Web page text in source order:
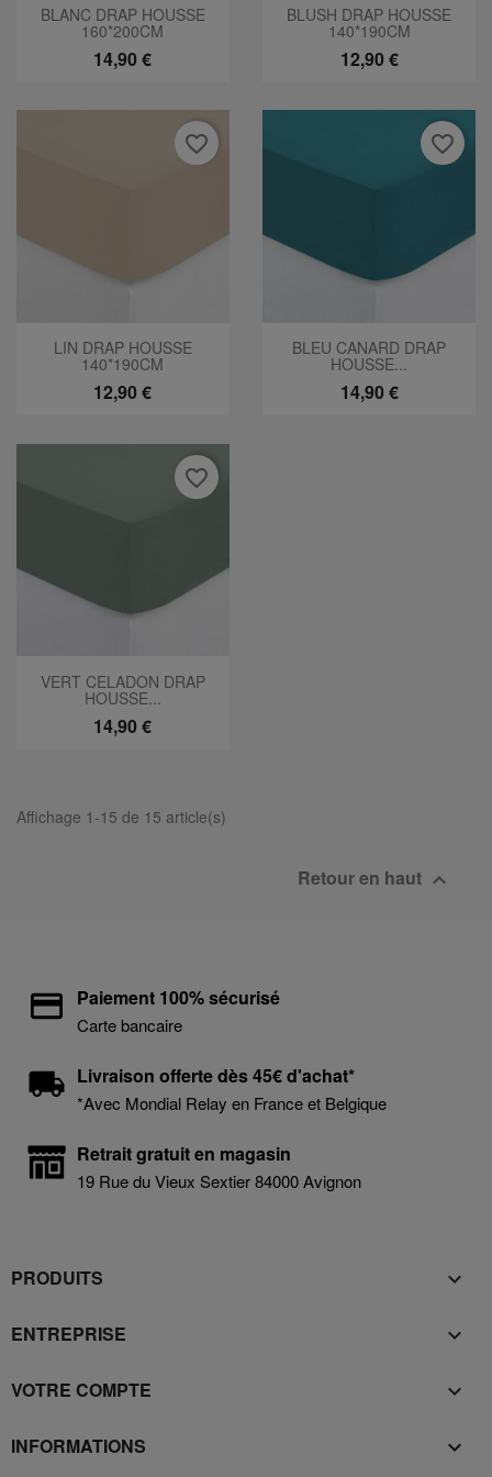
BLANC DRAP HOUSSE
160*200CM
14,90 €
BLUSH DRAP HOUSSE
140*190CM
12,90 €
LIN DRAP HOUSSE
140*190CM
12,90 €
favorite_border
BLEU CANARD DRAP
HOUSSE...
14,90 €
favorite_border
VERT CELADON DRAP
HOUSSE...
14,90 €
favorite_border
Affichage 1-15 de 15 article(s)
Retour en haut 
Paiement 100% sécurisé
Carte bancaire
Livraison offerte dès 45€ d'achat*
*Avec Mondial Relay en France et Belgique
Retrait gratuit en magasin
19 Rue du Vieux Sextier 84000 Avignon
PRODUITS 
ENTREPRISE 
VOTRE COMPTE 
INFORMATIONS keyboard_arrow_down